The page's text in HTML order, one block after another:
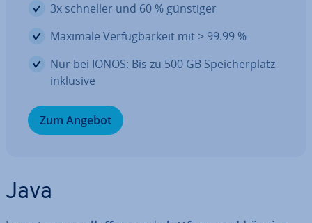
3x schneller und 60 % günstiger
Maximale Ver­füg­bar­keit mit > 99.99 %
Nur bei IONOS: Bis zu 500 GB Spei­cher­platz
inklusive
Zum Angebot
Java